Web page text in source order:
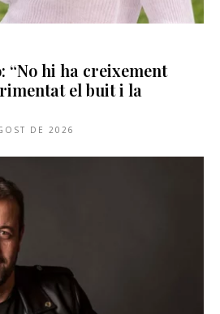
“No hi ha creixement
el buit i la
DE 2026